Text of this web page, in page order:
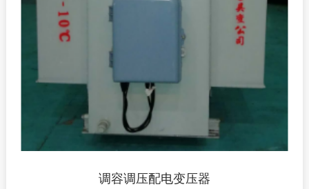
调容调压配电变压器